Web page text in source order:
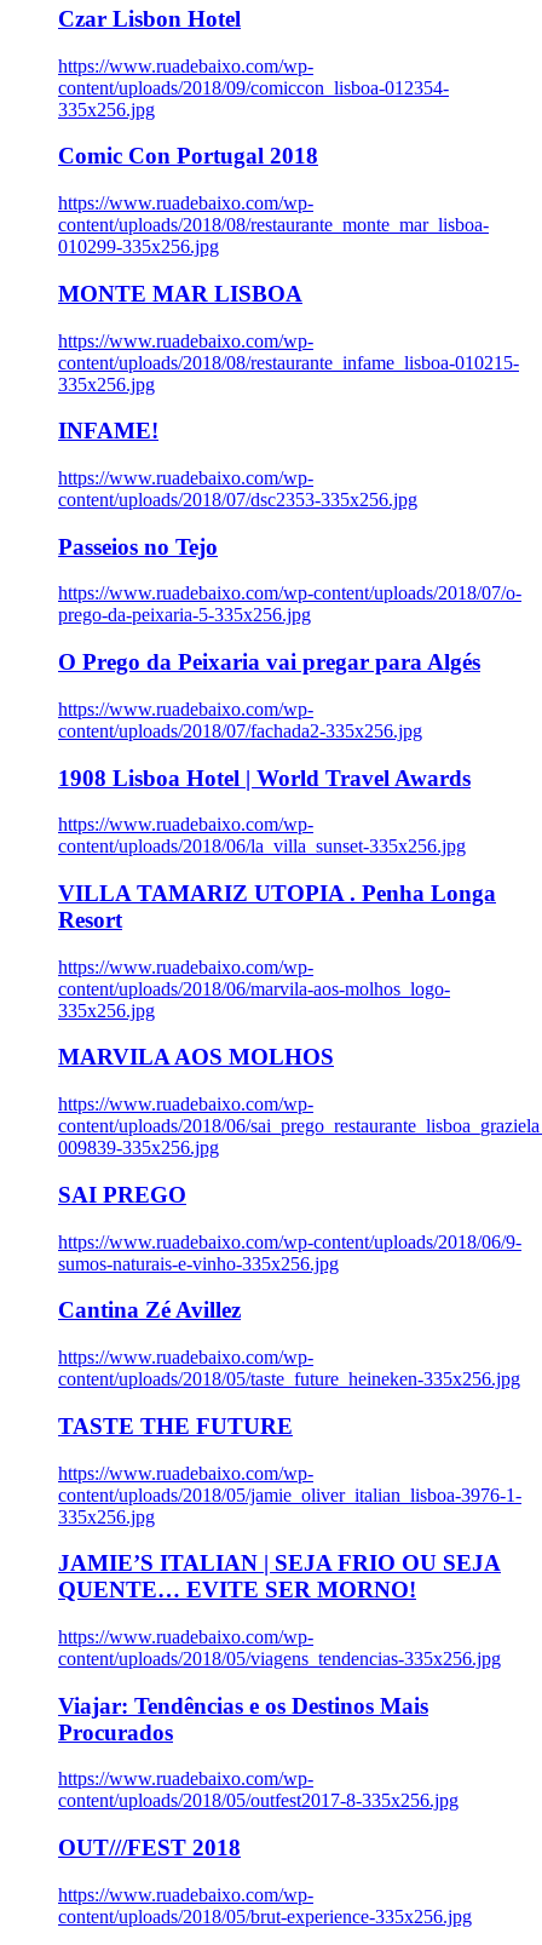
Czar Lisbon Hotel
https://www.ruadebaixo.com/wp-
content/uploads/2018/09/comiccon_lisboa-012354-
335x256.jpg
Comic Con Portugal 2018
https://www.ruadebaixo.com/wp-
content/uploads/2018/08/restaurante_monte_mar_lisboa-
010299-335x256.jpg
MONTE MAR LISBOA
https://www.ruadebaixo.com/wp-
content/uploads/2018/08/restaurante_infame_lisboa-010215-
335x256.jpg
INFAME!
https://www.ruadebaixo.com/wp-
content/uploads/2018/07/dsc2353-335x256.jpg
Passeios no Tejo
https://www.ruadebaixo.com/wp-content/uploads/2018/07/o-
prego-da-peixaria-5-335x256.jpg
O Prego da Peixaria vai pregar para Algés
https://www.ruadebaixo.com/wp-
content/uploads/2018/07/fachada2-335x256.jpg
1908 Lisboa Hotel | World Travel Awards
https://www.ruadebaixo.com/wp-
content/uploads/2018/06/la_villa_sunset-335x256.jpg
VILLA TAMARIZ UTOPIA . Penha Longa
Resort
https://www.ruadebaixo.com/wp-
content/uploads/2018/06/marvila-aos-molhos_logo-
335x256.jpg
MARVILA AOS MOLHOS
https://www.ruadebaixo.com/wp-
content/uploads/2018/06/
009839-335x256.jpg
SAI PREGO
https://www.ruadebaixo.com/wp-content/uploads/2018/06/9-
sumos-naturais-e-vinho-335x256.jpg
Cantina Zé Avillez
https://www.ruadebaixo.com/wp-
content/uploads/2018/05/taste_future_heineken-335x256.jpg
TASTE THE FUTURE
https://www.ruadebaixo.com/wp-
content/uploads/2018/05/jamie_oliver_italian_lisboa-3976-1-
335x256.jpg
JAMIE’S ITALIAN | SEJA FRIO OU SEJA
QUENTE… EVITE SER MORNO!
https://www.ruadebaixo.com/wp-
content/uploads/2018/05/viagens_tendencias-335x256.jpg
Viajar: Tendências e os Destinos Mais
Procurados
https://www.ruadebaixo.com/wp-
content/uploads/2018/05/outfest2017-8-335x256.jpg
OUT///FEST 2018
https://www.ruadebaixo.com/wp-
content/uploads/2018/05/brut-experience-335x256.jpg